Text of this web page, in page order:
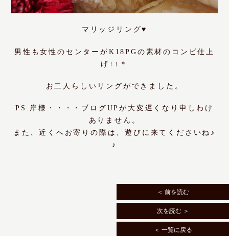
マリッジリング♥
男性も女性のセンターがK18PGの素材のコンビ仕上
げ↑↑＊
お二人らしいリングができました。
PS:岸様・・・・ブログUPが大変遅くなり申しわけ
ありません。
また、近くへお寄りの際は、遊びに来てくださいね♪
♪
＜ 前を読む
次を読む ＞
＜ 一覧に戻る